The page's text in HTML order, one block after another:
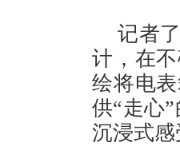
记者
计，在
绘将电
供“走心
沉浸式